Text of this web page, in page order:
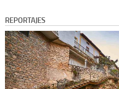
REPORTAJES